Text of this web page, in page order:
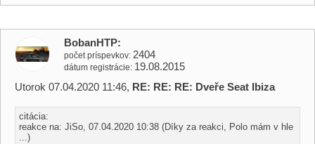
BobanHTP
počet príspevkov 2404
dátum registrácie 19.08.2015
Utorok 07.04.2020 11:46, RE: RE: RE: Dveře Seat Ibiza
citácia:
reakce na: JiSo, 07.04.2020 10:38 (Díky za reakci, Polo mám v hle
...)